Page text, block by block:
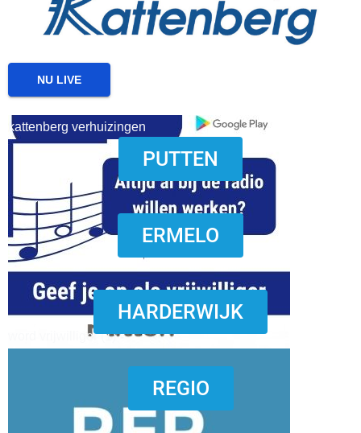
download onzze App
kattenberg verhuizingen
word vrijwilliger (1)
NU LIVE
PUTTEN
ERMELO
HARDERWIJK
REGIO